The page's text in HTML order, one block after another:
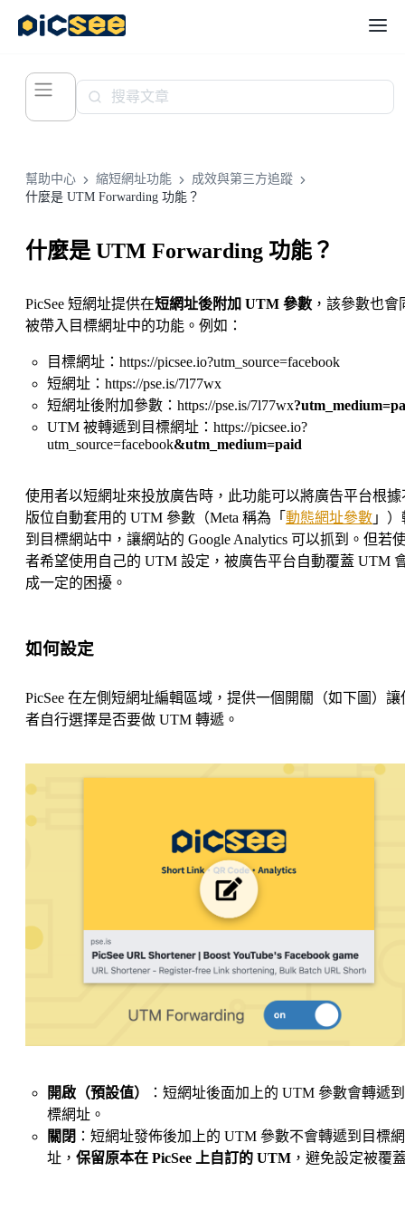
幫助中心 縮短網址功能
成效與第三方追蹤
什麼是 UTM Forwarding 功能？
什麼是 UTM Forwarding 功能？
PicSee 短網址提供在短網址後附加 UTM 參數 ，該參數也會
被帶入目標網址中的功能。例如：
目標網址：https://picsee.io?utm_source=facebook
短網址：https://pse.is/7l77wx
短網址後附加參數：https://pse.is/7l77wx
UTM 被轉遞到目標網址：https://picsee.io?
utm_source=facebook&utm_medium=paid
使用者以短網址來投放廣告時，此功能可以將廣告平台根據
版位自動套用的 UTM 參數（Meta 稱為「 動態網址參數 」
到目標網站中，讓網站的 Google Analytics 可以抓到。但若
者希望使用自己的 UTM 設定，被廣告平台自動覆蓋 UTM
成一定的困擾。
如何設定
PicSee 在左側短網址編輯區域，提供一個開關（如下圖）讓
者自行選擇是否要做 UTM 轉遞。
開啟（預設值）
：短網址後面加上的 UTM 參數會轉遞
標網址。
關閉 ：短網址發佈後加上的 UTM 參數不會轉遞到目標網
址， 保留原本在 PicSee 上自訂的 UTM ，避免設定被覆